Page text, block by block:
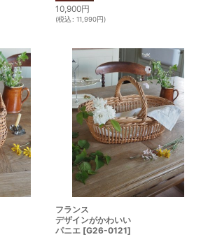
10,900円
(税込: 11,990円)
フランス
デザインがかわいい
パニエ [G26-0121]